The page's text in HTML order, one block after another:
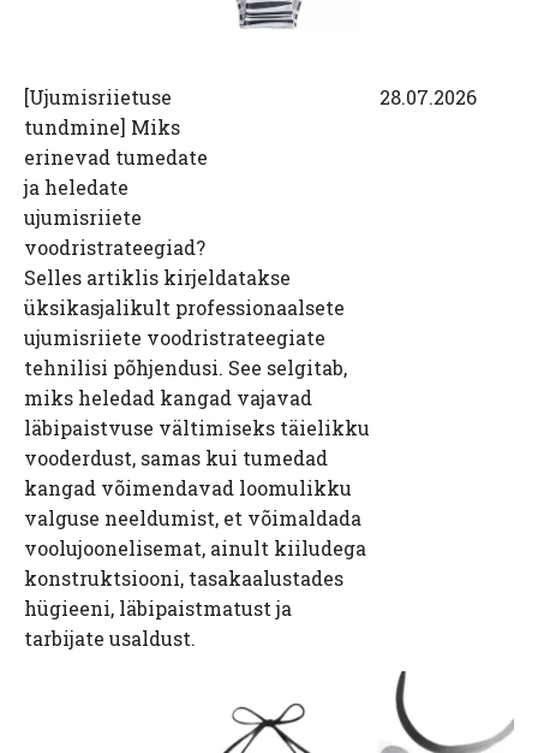
[Ujumisriietuse
tundmine] Miks
erinevad tumedate
ja heledate
ujumisriiete
voodristrateegiad?
Selles artiklis kirjeldatakse
üksikasjalikult professionaalsete
ujumisriiete voodristrateegiate
tehnilisi põhjendusi. See selgitab,
miks heledad kangad vajavad
läbipaistvuse vältimiseks täielikku
vooderdust, samas kui tumedad
kangad võimendavad loomulikku
valguse neeldumist, et võimaldada
voolujoonelisemat, ainult kiiludega
konstruktsiooni, tasakaalustades
hügieeni, läbipaistmatust ja
tarbijate usaldust.
28.07.2026